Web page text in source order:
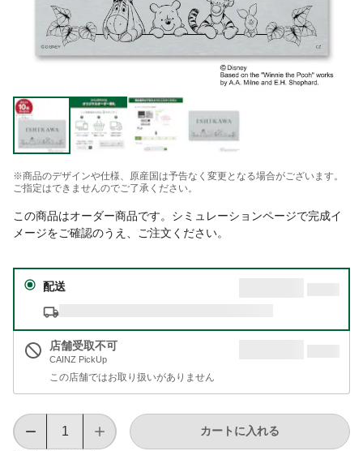
※商品のデザインや仕様、原産国は予告なく変更となる場合がございます。
ご指定はできませんのでご了承ください。
この商品はオーダー商品です。シミュレーションページで完成イ
メージをご確認のうえ、ご注文ください。
配送
店舗受取不可
CAINZ PickUp
この店舗ではお取り扱いがありません
カートに入れる